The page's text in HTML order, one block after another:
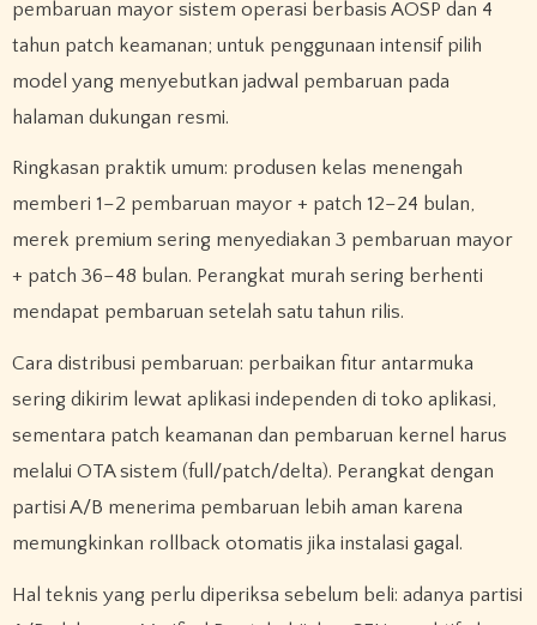
pembaruan mayor sistem operasi berbasis AOSP dan 4
tahun patch keamanan; untuk penggunaan intensif pilih
model yang menyebutkan jadwal pembaruan pada
halaman dukungan resmi.
Ringkasan praktik umum: produsen kelas menengah
memberi 1–2 pembaruan mayor + patch 12–24 bulan,
merek premium sering menyediakan 3 pembaruan mayor
+ patch 36–48 bulan. Perangkat murah sering berhenti
mendapat pembaruan setelah satu tahun rilis.
Cara distribusi pembaruan: perbaikan fitur antarmuka
sering dikirim lewat aplikasi independen di toko aplikasi,
sementara patch keamanan dan pembaruan kernel harus
melalui OTA sistem (full/patch/delta). Perangkat dengan
partisi A/B menerima pembaruan lebih aman karena
memungkinkan rollback otomatis jika instalasi gagal.
Hal teknis yang perlu diperiksa sebelum beli: adanya partisi